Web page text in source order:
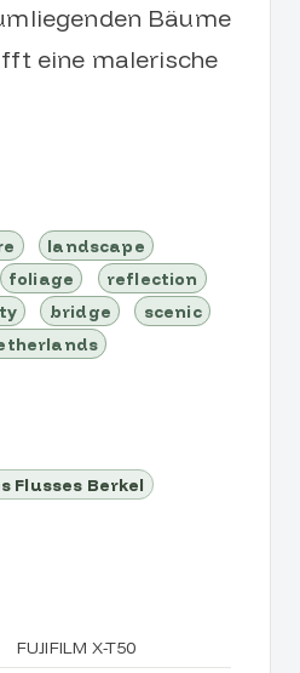
Bäume
eine malerische
landscape
foliage
reflection
bridge
scenic
Flusses Berkel
FUJIFILM X-T50